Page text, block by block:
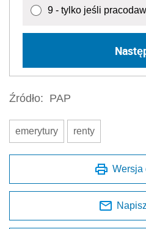
9 - tylko jeśli
Źródło: PAP
emerytury renty
Wersja